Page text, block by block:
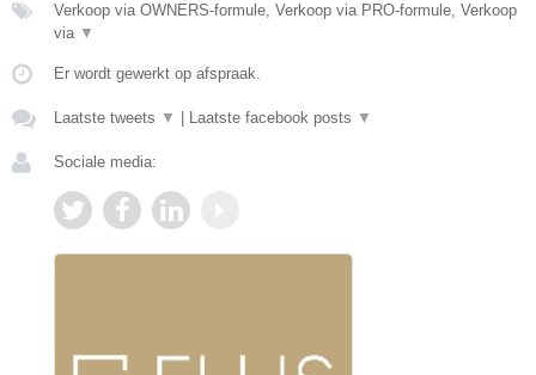
Verkoop via OWNERS-formule, Verkoop via PRO-formule, Verkoop
via ▼
Er wordt gewerkt op afspraak.
Laatste tweets ▼ Laatste facebook posts ▼
Sociale media: